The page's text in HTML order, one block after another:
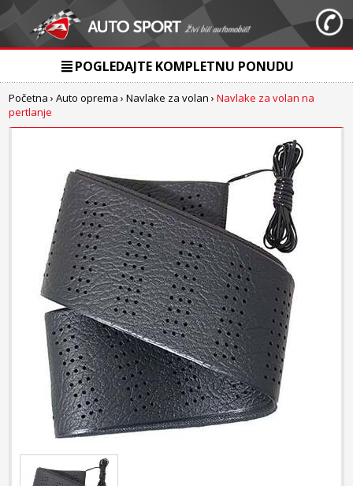
POGLEDAJTE KOMPLETNU PONUDU
Početna ›Auto oprema ›Navlake za volan ›Navlake za volan na
pertlanje